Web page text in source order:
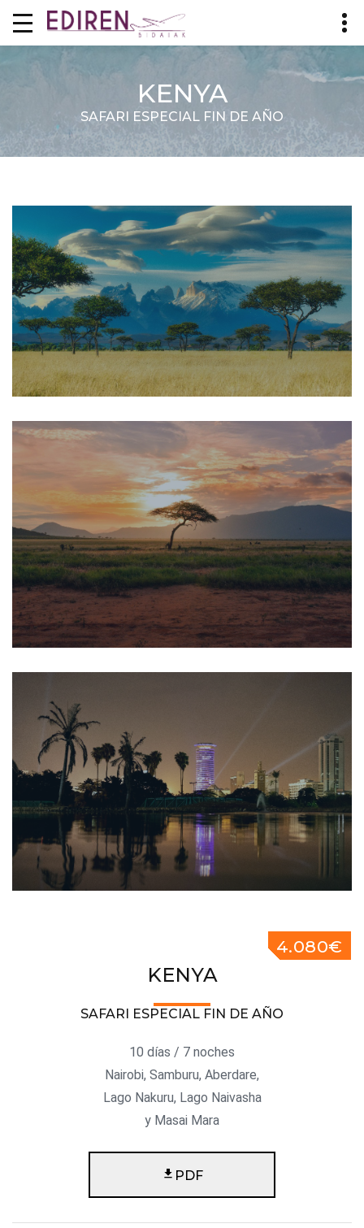
KENYA
SAFARI ESPECIAL FIN DE AÑO
KENYA
SAFARI ESPECIAL FIN DE AÑO
4.080€
10 días / 7 noches
Nairobi, Samburu, Aberdare,
Lago Nakuru, Lago Naivasha
y Masai Mara
PDF